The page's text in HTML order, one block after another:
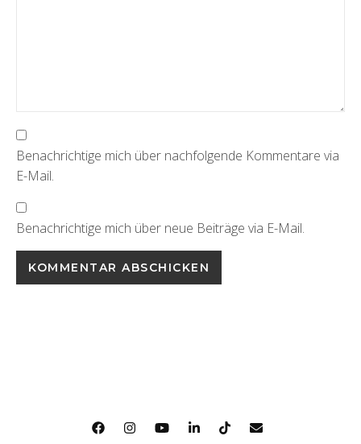
Benachrichtige mich über nachfolgende Kommentare via
E-Mail.
Benachrichtige mich über neue Beiträge via E-Mail.